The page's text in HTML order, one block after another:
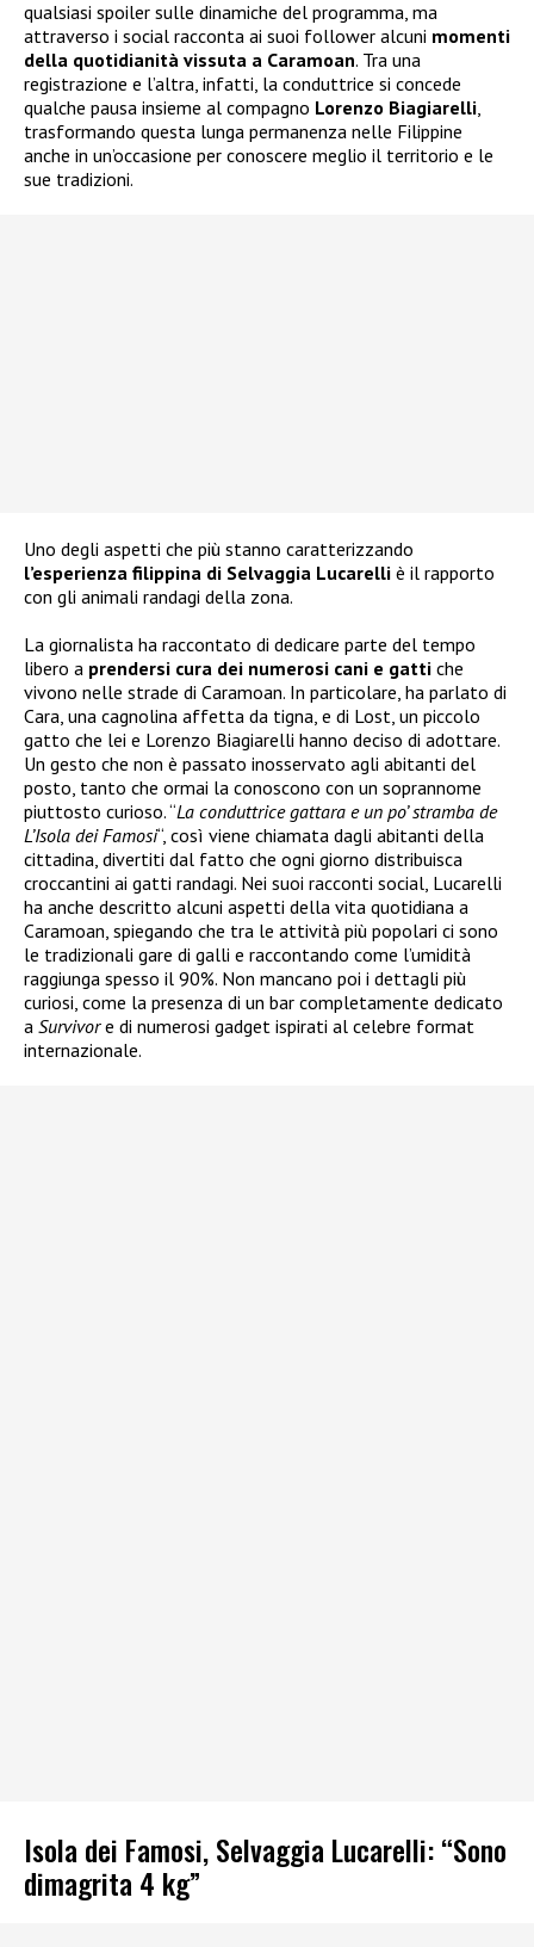
qualsiasi spoiler sulle dinamiche del programma, ma
attraverso i social racconta ai suoi follower alcuni momenti
della quotidianità vissuta a Caramoan. Tra una
registrazione e l’altra, infatti, la conduttrice si concede
qualche pausa insieme al compagno Lorenzo Biagiarelli,
trasformando questa lunga permanenza nelle Filippine
anche in un’occasione per conoscere meglio il territorio e le
sue tradizioni.
Uno degli aspetti che più stanno caratterizzando
l’esperienza filippina di Selvaggia Lucarelli è il rapporto
con gli animali randagi della zona.
La giornalista ha raccontato di dedicare parte del tempo
libero a prendersi cura dei numerosi cani e gatti che
vivono nelle strade di Caramoan. In particolare, ha parlato di
Cara, una cagnolina affetta da tigna, e di Lost, un piccolo
gatto che lei e Lorenzo Biagiarelli hanno deciso di adottare.
Un gesto che non è passato inosservato agli abitanti del
posto, tanto che ormai la conoscono con un soprannome
piuttosto curioso. “La conduttrice gattara e un po’ stramba de
L’Isola dei Famosi“, così viene chiamata dagli abitanti della
cittadina, divertiti dal fatto che ogni giorno distribuisca
croccantini ai gatti randagi. Nei suoi racconti social, Lucarelli
ha anche descritto alcuni aspetti della vita quotidiana a
Caramoan, spiegando che tra le attività più popolari ci sono
le tradizionali gare di galli e raccontando come l’umidità
raggiunga spesso il 90%. Non mancano poi i dettagli più
curiosi, come la presenza di un bar completamente dedicato
a Survivore di numerosi gadget ispirati al celebre format
internazionale.
Isola dei Famosi, Selvaggia Lucarelli: “Sono
dimagrita 4 kg”